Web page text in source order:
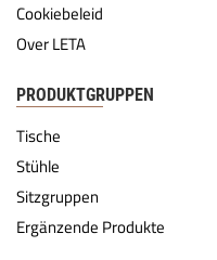
Cookiebeleid
Over LETA
PRODUKTGRUPPEN
Tische
Stühle
Sitzgruppen
Ergänzende Produkte